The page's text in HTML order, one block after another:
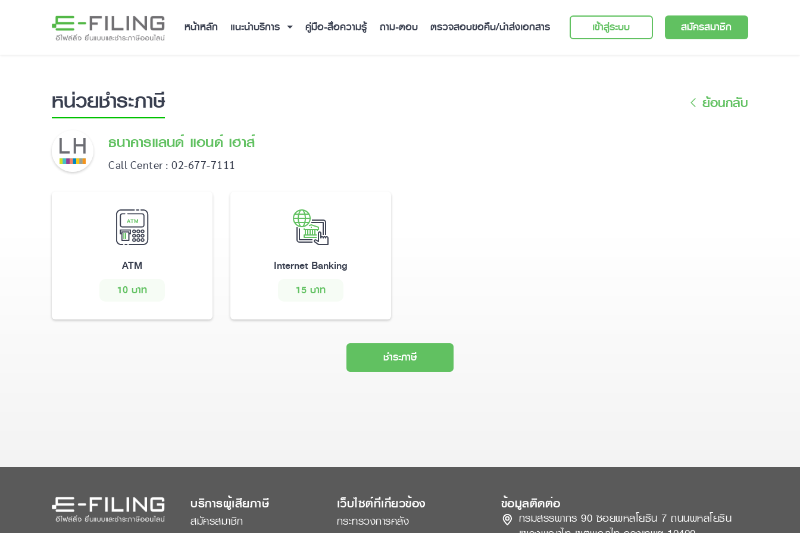
หน้าหลัก แนะนำบริการ คู่มือ-สื่อความรู้ ถาม-ตอบ ตรวจสอบขอคืน/นำส่งเอกสาร เข้าสู่ระบบ สมัครสมาชิก
หน่วยชำระภาษี ย้อนกลับ
ธนาคารแลนด์ แอนด์ เฮาส์
Call Center : 02-677-7111
ATM
10 บาท
Internet Banking
15 บาท
ชำระภาษี
บริการผู้เสียภาษี
สมัครสมาชิก
เว็บไซต์ที่เกี่ยวข้อง
กระทรวงการคลัง
ข้อมูลติดต่อ
กรมสรรพากร 90 ซอยพหลโยธิน 7 ถนนพหลโยธิน